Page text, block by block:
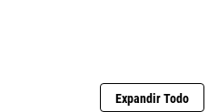
Expandir Todo